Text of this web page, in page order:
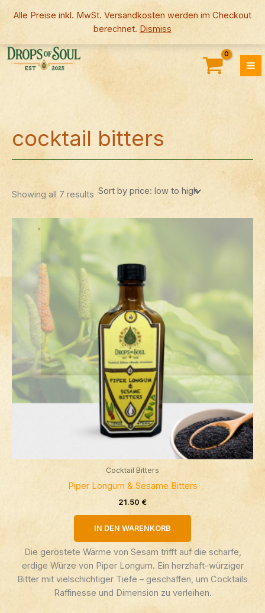
Alle Preise inkl. MwSt. Versandkosten werden im Checkout
berechnet. Dismiss
cocktail bitters
Showing all 7 results
by
Cocktail Bitters
Piper Longum & Sesame Bitters
21.50 €
IN DEN WARENKORB
Die geröstete Wärme von Sesam trifft auf die scharfe,
erdige Würze von Piper Longum. Ein herzhaft-würziger
Bitter mit vielschichtiger Tiefe – geschaffen, um Cocktails
Raffinesse und Dimension zu verleihen.